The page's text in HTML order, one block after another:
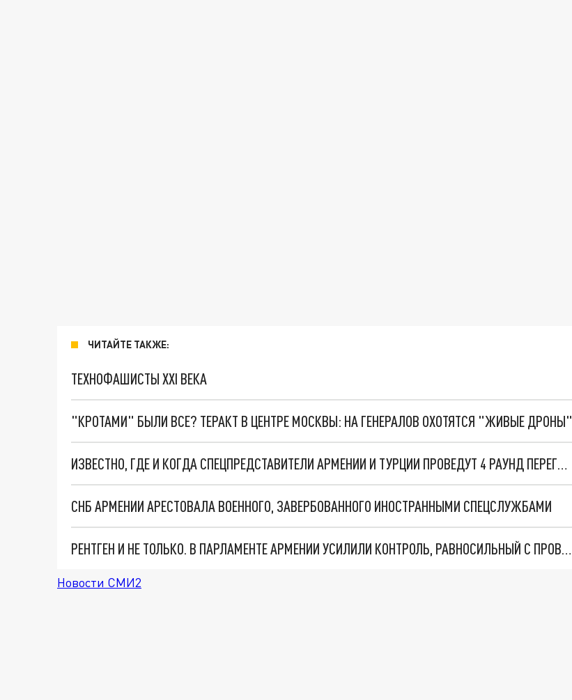
ЧИТАЙТЕ ТАКЖЕ:
ТЕХНОФАШИСТЫ XXI ВЕКА
"КРОТАМИ" БЫЛИ ВСЕ? ТЕРАКТ В ЦЕНТРЕ МОСКВЫ: НА ГЕНЕРАЛОВ ОХОТЯТСЯ "ЖИВЫЕ ДРОНЫ"
ИЗВЕСТНО, ГДЕ И КОГДА СПЕЦПРЕДСТАВИТЕЛИ АРМЕНИИ И ТУРЦИИ ПРОВЕДУТ 4 РАУНД ПЕРЕГОВОРОВ
СНБ АРМЕНИИ АРЕСТОВАЛА ВОЕННОГО, ЗАВЕРБОВАННОГО ИНОСТРАННЫМИ СПЕЦСЛУЖБАМИ
РЕНТГЕН И НЕ ТОЛЬКО. В ПАРЛАМЕНТЕ АРМЕНИИ УСИЛИЛИ КОНТРОЛЬ, РАВНОСИЛЬНЫЙ С ПРОВЕРКОЙ В АЭРОПОРТАХ
Новости СМИ2